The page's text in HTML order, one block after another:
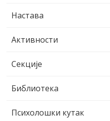
Настава
Активности
Секције
Библиотека
Психолошки кутак